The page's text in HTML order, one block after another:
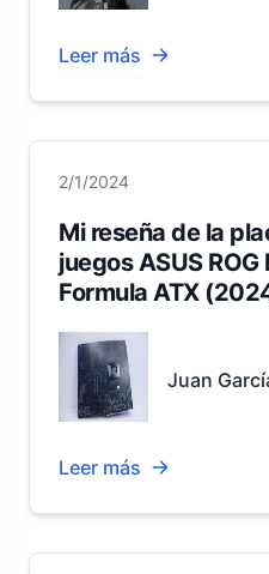
Leer más
2/1/2024
Mi reseña de la
juegos ASUS
Formula ATX
Juan
Leer más